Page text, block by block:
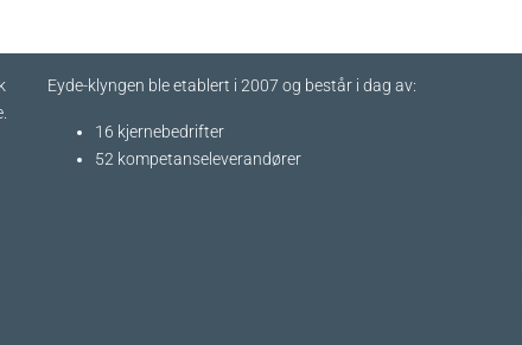
Eyde-klyngen ble etablert i 2007 og består i dag av:
16 kjernebedrifter​
52 kompetanseleverandører